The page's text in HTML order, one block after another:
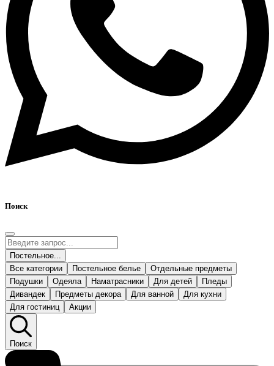
Поиск
Постельное...
Все категории
Постельное белье
Отдельные предметы
Подушки
Одеяла Наматрасники Для детей
Пледы
Дивандек
Предметы декора Для ванной
Для кухни
Для гостиниц
Акции
Поиск